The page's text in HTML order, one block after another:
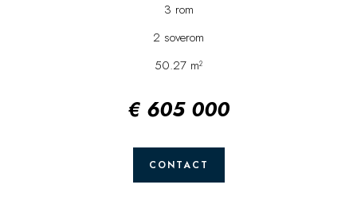
3 rom
2 soverom
50.27 m²
€ 605 000
CONTACT